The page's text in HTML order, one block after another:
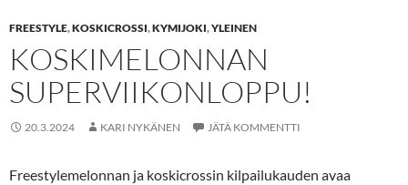
FREESTYLE,KOSKICROSSI,KYMIJOKI,YLEINEN
KOSKIMELONNAN
SUPERVIIKONLOPPU!
20.3.2024 KARI NYKÄNEN JÄTÄ KOMMENTTI
Freestylemelonnan ja koskicrossin kilpailukauden avaa